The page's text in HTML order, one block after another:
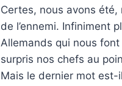
Certes, nous avons
de l’ennemi. Infiniment
Allemands qui nous
surpris nos chefs au
Mais le dernier mot est-